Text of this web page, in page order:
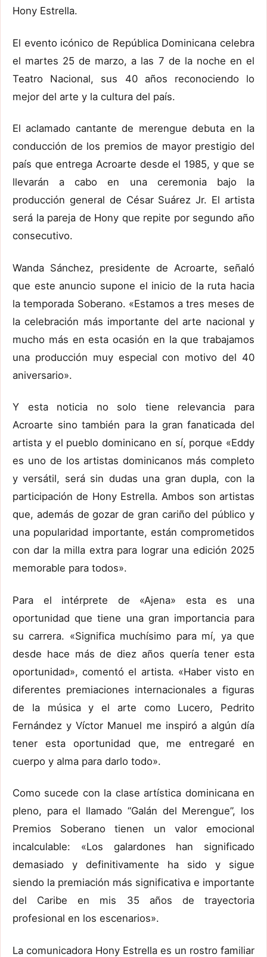
Hony Estrella.
El evento icónico de República Dominicana celebra
el martes 25 de marzo, a las 7 de la noche en el
Teatro Nacional, sus 40 años reconociendo lo
mejor del arte y la cultura del país.
El aclamado cantante de merengue debuta en la
conducción de los premios de mayor prestigio del
país que entrega Acroarte desde el 1985, y que se
llevarán a cabo en una ceremonia bajo la
producción general de César Suárez Jr. El artista
será la pareja de Hony que repite por segundo año
consecutivo.
Wanda Sánchez, presidente de Acroarte, señaló
que este anuncio supone el inicio de la ruta hacia
la temporada Soberano. «Estamos a tres meses de
la celebración más importante del arte nacional y
mucho más en esta ocasión en la que trabajamos
una producción muy especial con motivo del 40
aniversario».
Y esta noticia no solo tiene relevancia para
Acroarte sino también para la gran fanaticada del
artista y el pueblo dominicano en sí, porque «Eddy
es uno de los artistas dominicanos más completo
y versátil, será sin dudas una gran dupla, con la
participación de Hony Estrella. Ambos son artistas
que, además de gozar de gran cariño del público y
una popularidad importante, están comprometidos
con dar la milla extra para lograr una edición 2025
memorable para todos».
Para el intérprete de «Ajena» esta es una
oportunidad que tiene una gran importancia para
su carrera. «Significa muchísimo para mí, ya que
desde hace más de diez años quería tener esta
oportunidad», comentó el artista. «Haber visto en
diferentes premiaciones internacionales a figuras
de la música y el arte como Lucero, Pedrito
Fernández y Víctor Manuel me inspiró a algún día
tener esta oportunidad que, me entregaré en
cuerpo y alma para darlo todo».
Como sucede con la clase artística dominicana en
pleno, para el llamado “Galán del Merengue”, los
Premios Soberano tienen un valor emocional
incalculable: «Los galardones han significado
demasiado y definitivamente ha sido y sigue
siendo la premiación más significativa e importante
del Caribe en mis 35 años de trayectoria
profesional en los escenarios».
La comunicadora Hony Estrella es un rostro familiar